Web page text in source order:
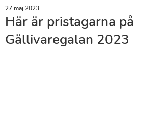
Här är pristagarna på
Gällivaregalan 2023
27 maj 2023